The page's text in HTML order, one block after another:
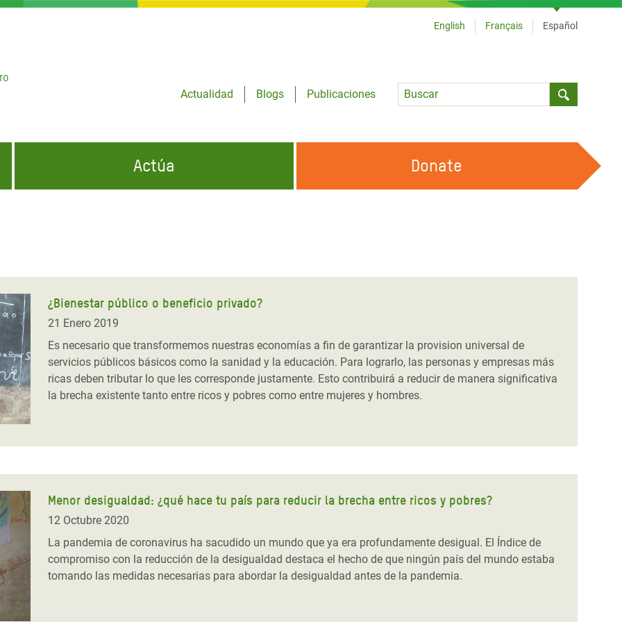
Actualidad
Blogs
Publicaciones
Language
English Français Español
por la Crisis en
Climática y Alimentaria
Oriental
Personas Refugiadas
del Sur
Refugiados Rohinyá
Yemen
Actúa Donate
¿Bienestar público o beneficio privado?
21 Enero 2019
Es necesario que transformemos nuestras economías a fin de garantizar la provision universal de
servicios públicos básicos como la sanidad y la educación. Para lograrlo, las personas y empresas más
ricas deben tributar lo que les corresponde justamente. Esto contribuirá a reducir de manera significativa
la brecha existente tanto entre ricos y pobres como entre mujeres y hombres.
Menor desigualdad: ¿qué hace tu país para reducir la brecha entre ricos y pobres?
12 Octubre 2020
La pandemia de coronavirus ha sacudido un mundo que ya era profundamente desigual. El Índice de
compromiso con la reducción de la desigualdad destaca el hecho de que ningún país del mundo estaba
tomando las medidas necesarias para abordar la desigualdad antes de la pandemia.